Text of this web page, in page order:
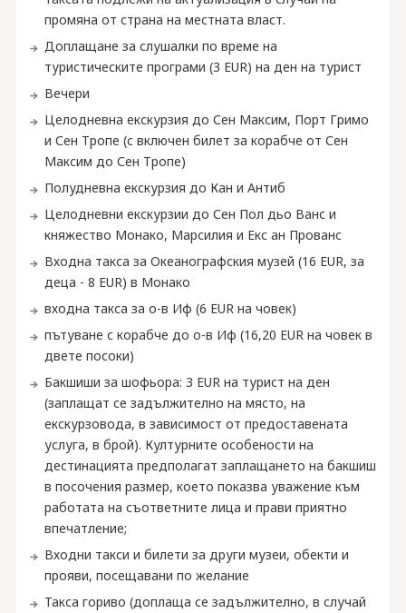
промяна от страна на местната власт.
Доплащане за слушалки по време на
туристическите програми (3 EUR) на ден на турист
Вечери
Целодневна екскурзия до Сен Максим, Порт Гримо
и Сен Тропе (с включен билет за корабче от Сен
Максим до Сен Тропе)
Полудневна екскурзия до Кан и Антиб
Целодневни екскурзии до Сен Пол дьо Ванс и
княжество Монако, Марсилия и Екс ан Прованс
Входна такса за Океанографския музей (16 EUR, за
деца - 8 EUR) в Монако
входна такса за о-в Иф (6 EUR на човек)
пътуване с корабче до о-в Иф (16,20 EUR на човек в
двете посоки)
Бакшиши за шофьора: 3 EUR на турист на ден
(заплащат се задължително на място, на
екскурзовода, в зависимост от предоставената
услуга, в брой). Културните особености на
дестинацията предполагат заплащането на бакшиш
в посочения размер, което показва уважение към
работата на съответните лица и прави приятно
впечатление;
Входни такси и билети за други музеи, обекти и
прояви, посещавани по желание
Такса гориво (доплаща се задължително, в случай